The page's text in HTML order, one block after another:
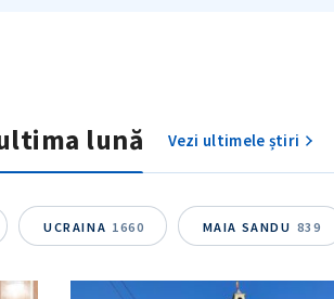
lună Vezi ultimele știri
UCRAINA 1660 MAIA SANDU 839